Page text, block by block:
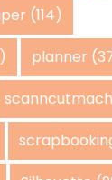
(114)
planner